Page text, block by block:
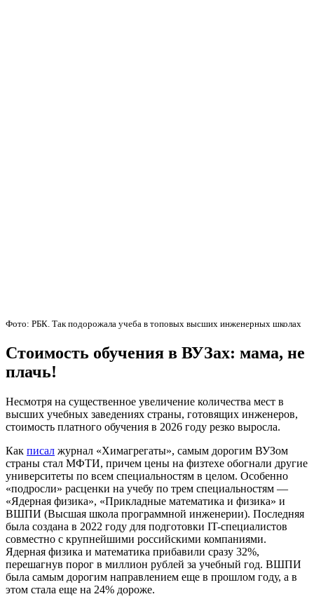
Фото: РБК. Так подорожала учеба в топовых высших инженерных школах
Стоимость обучения в ВУЗах: мама, не
плачь!
Несмотря на существенное увеличение количества мест в
высших учебных заведениях страны, готовящих инженеров,
стоимость платного обучения в 2026 году резко выросла.
Как писал журнал «Химагрегаты», самым дорогим ВУЗом
страны стал МФТИ, причем цены на физтехе обогнали другие
университеты по всем специальностям в целом. Особенно
«подросли» расценки на учебу по трем специальностям —
«Ядерная физика», «Прикладные математика и физика» и
ВШПИ (Высшая школа программной инженерии). Последняя
была создана в 2022 году для подготовки IT-специалистов
совместно с крупнейшими российскими компаниями.
Ядерная физика и математика прибавили сразу 32%,
перешагнув порог в миллион рублей за учебный год. ВШПИ
была самым дорогим направлением еще в прошлом году, а в
этом стала еще на 24% дороже.